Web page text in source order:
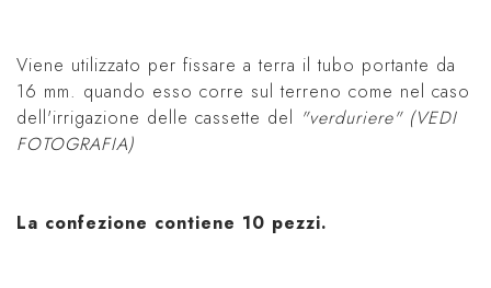
Viene utilizzato per fissare a terra il tubo portante da
16 mm. quando esso corre sul terreno come nel caso
dell'irrigazione delle cassette del "verduriere" (VEDI
FOTOGRAFIA)
La confezione contiene 10 pezzi.